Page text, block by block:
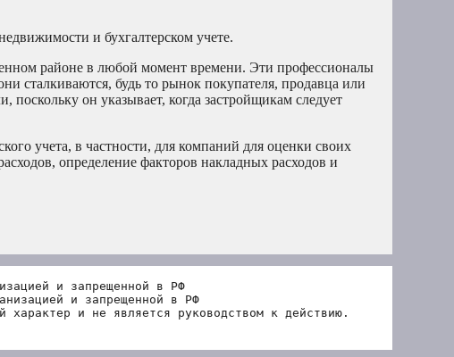
и бухгалтерском учете.
районе в любой момент времени. Эти профессионалы
сталкиваются, будь то рынок покупателя, продавца или
поскольку он указывает, когда застройщикам следует
учета, в частности, для компаний для оценки своих
определение факторов накладных расходов и
и запрещенной в РФ
и запрещенной в РФ
и не является руководством к действию.